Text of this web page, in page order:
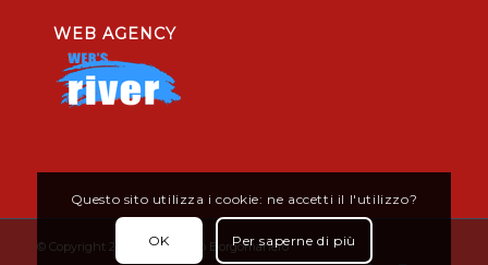
WEB AGENCY
© Copyright 2019 - Don Bosco Borgomanero
Questo sito utilizza i cookie: ne accetti il l'utilizzo?
OK Per saperne di più